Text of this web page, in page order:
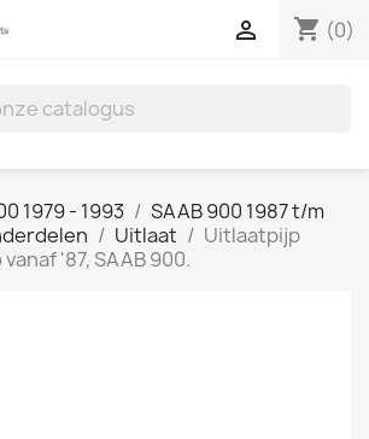
shopping_cart (0)

1979 - 1993
SAAB 900 1987 t/m
Uitlaat
Uitlaatpijp
'87, SAAB 900.